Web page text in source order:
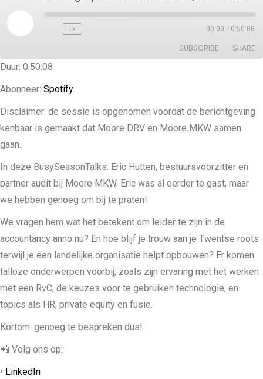
1x 00:00 / 0:50:08
SUBSCRIBE SHARE
LINK
EMBED
Duur: 0:50:08
Abonneer: Spotify
Disclaimer: de sessie is opgenomen voordat de berichtgeving
kenbaar is gemaakt dat Moore DRV en Moore MKW samen
gaan.
In deze BusySeasonTalks: Eric Hutten, bestuursvoorzitter en
partner audit bij Moore MKW. Eric was al eerder te gast, maar
we hebben genoeg om bij te praten!
We vragen hem wat het betekent om leider te zijn in de
accountancy anno nu? En hoe blijf je trouw aan je Twentse roots
terwijl je een landelijke organisatie helpt opbouwen? Er komen
talloze onderwerpen voorbij, zoals zijn ervaring met het werken
met een RvC, de keuzes voor te gebruiken technologie, en
topics als HR, private equity en fusie.
Kortom: genoeg te bespreken dus!
📲 Volg ons op:
• LinkedIn